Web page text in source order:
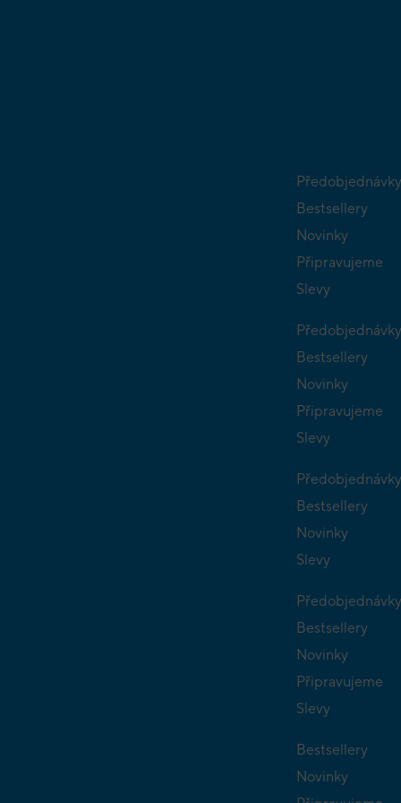
Předobjednávky
Bestsellery
Novinky
Připravujeme
Slevy
Předobjednávky
Bestsellery
Novinky
Připravujeme
Slevy
Předobjednávky
Bestsellery
Novinky
Slevy
Předobjednávky
Bestsellery
Novinky
Připravujeme
Slevy
Bestsellery
Novinky